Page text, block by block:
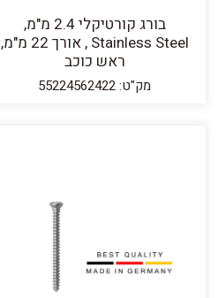
בורג קורטיקלי 2.4 מ"מ,
Stainless Steel , אורך 22 מ"מ,
ראש כוכב
מק"ט: 55224562422